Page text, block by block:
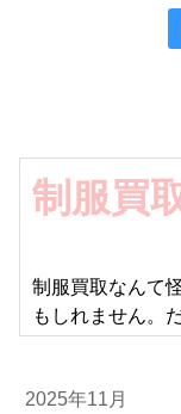
制服買
制服買取なんて
もしれません。
ものなのか…で
考える人も多い
2025年11月